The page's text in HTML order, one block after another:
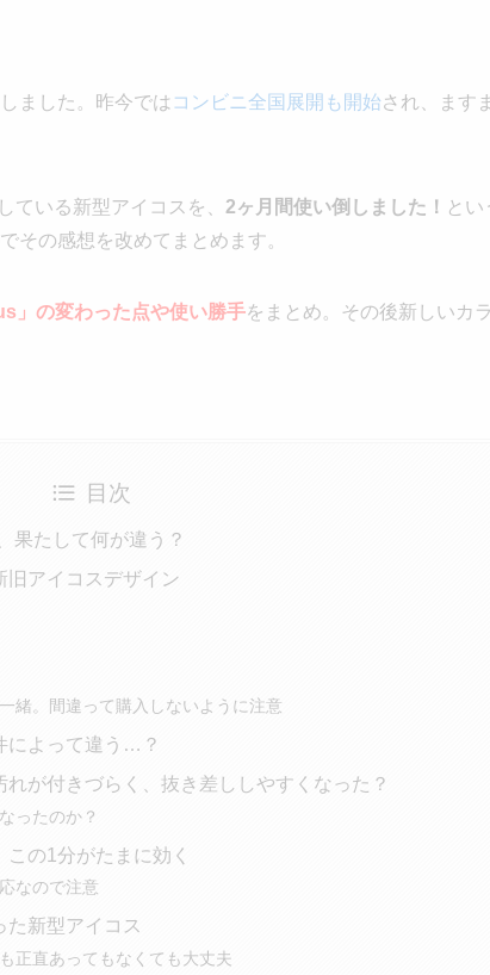
ました。昨今では コンビニ全国展開も開始され、ます
ている新型アイコスを、 2ヶ月間使い倒しました！ とい
その感想を改めてまとめます。
」の変わった点や使い勝手をまとめ。その後新しいカ
目次
果たして何が違う？
旧アイコスデザイン
緒。間違って購入しないように注意
によって違う…？
が付きづらく、抜き差ししやすくなった？
ったのか？
の1分がたまに効く
なので注意
た新型アイコス
正直あってもなくても大丈夫